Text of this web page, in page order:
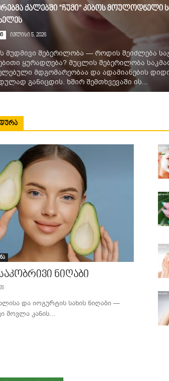
ქალებში “ჩუმი” კიბოს მოულოდნელი
ივლისი 5, 2026
მუდმივი შებერილობა — როდის შეიძლება
ყურადღება? მუცლის შებერილობა
მდგომარეობაა და ადამიანების
განიცდის. ხშირ შემთხვევაში ის...
ნიღაბი
და იოგურტის სახის ნიღაბი —
მოვლა კანის...